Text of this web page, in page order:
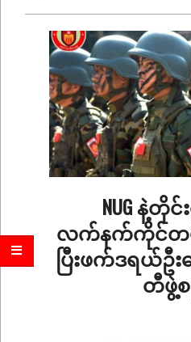
NUG နဲ့တိုင်
လက်နက်ကိုင်တပ်
ပြီးဖက်ဒရယ်ဦ
တီဖွဲ့